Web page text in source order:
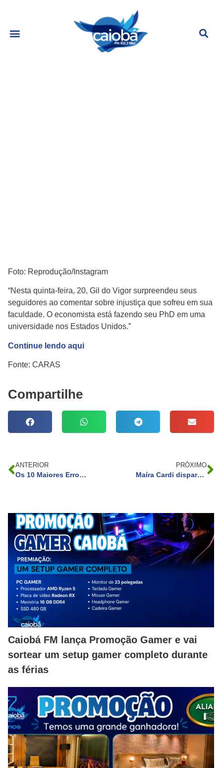
Foto: Reprodução/Instagram
“Nesta quinta-feira, 20, Gil do Vigor surpreendeu seus
seguidores ao comentar sobre injustiça que sofreu em sua
faculdade. O economista está fazendo seu PhD em uma
universidade nos Estados Unidos.”
Continue lendo aqui
Fonte: CARAS
Compartilhe
ANTERIOR
Os 10 Maiores Erros que as Pessoas Cometem na Criação de Conteúdo
PRÓXIMO
Maíra Cardi dispara sobre relação com Primo Rico: “boy de raça come ração em casa”
Caiobá FM lança Promoção Gamer e vai
sortear um setup gamer completo durante
as férias